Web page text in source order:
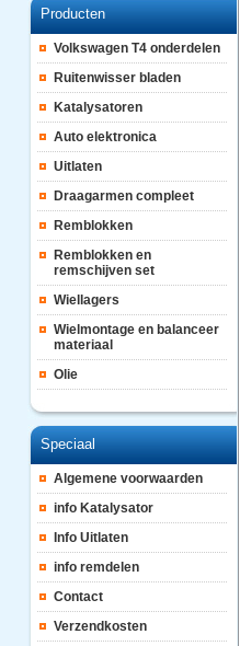
Producten
Volkswagen T4 onderdelen
Ruitenwisser bladen
Katalysatoren
Auto elektronica
Uitlaten
Draagarmen compleet
Remblokken
Remblokken en
remschijven set
Wiellagers
Wielmontage en balanceer
materiaal
Olie
Speciaal
Algemene voorwaarden
info Katalysator
Info Uitlaten
info remdelen
Contact
Verzendkosten